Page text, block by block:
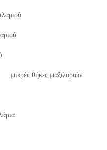
μικρές θήκες μαξιλαριών